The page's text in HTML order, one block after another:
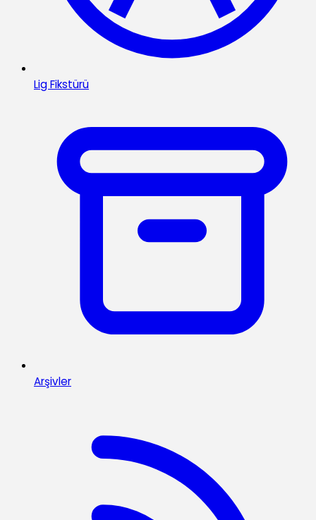
Lig Fikstürü
Arşivler